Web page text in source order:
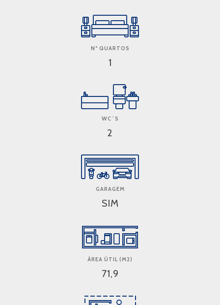
Nº QUARTOS
1
WC´S
2
GARAGEM
SIM
ÁREA ÚTIL (M2)
71,9